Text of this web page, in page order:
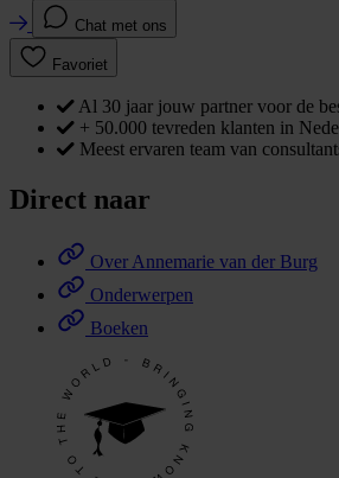
Chat met ons
Favoriet
Al 30 jaar jouw partner voor de
+ 50.000 tevreden klanten in
Meest ervaren team van
Direct naar
Over Annemarie van der Burg
Onderwerpen
Boeken